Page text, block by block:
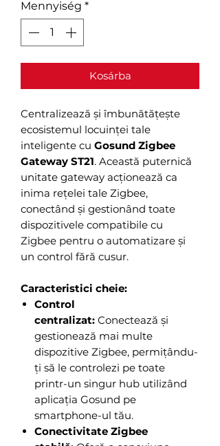
Mennyiség *
Kosárba
Centralizează și îmbunătățește
ecosistemul locuinței tale
inteligente cu Gosund Zigbee
Gateway ST21. Această puternică
unitate gateway acționează ca
inima rețelei tale Zigbee,
conectând și gestionând toate
dispozitivele compatibile cu
Zigbee pentru o automatizare și
un control fără cusur.
Caracteristici cheie:
Control
centralizat: Conectează și
gestionează mai multe
dispozitive Zigbee, permițându-
ți să le controlezi pe toate
printr-un singur hub utilizând
aplicația Gosund pe
smartphone-ul tău.
Conectivitate Zigbee